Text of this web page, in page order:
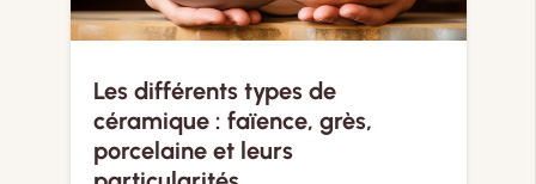
Les différents types de
céramique : faïence, grès,
porcelaine et leurs